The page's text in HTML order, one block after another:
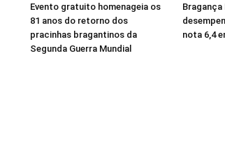
Evento gratuito homenageia os
81 anos do retorno dos
pracinhas bragantinos da
Segunda Guerra Mundial
nota 6,4